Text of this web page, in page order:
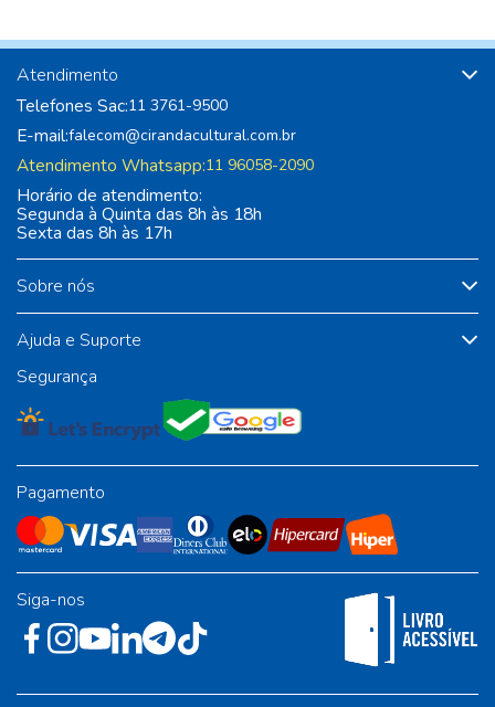
Sobre nós
Ajuda e Suporte
Atendimento
Telefones Sac:11 3761-9500
E-mail:falecom@cirandacultural.com.br
Atendimento Whatsapp:11 96058-2090
Horário de atendimento:
Segunda à Quinta das 8h às 18h
Sexta das 8h às 17h
Segurança
Pagamento
Siga-nos